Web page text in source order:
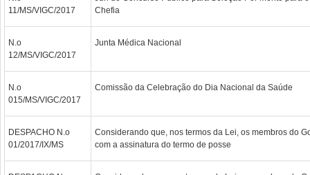
11/MS/VIGC/2017
Chefia
N.o
12/MS/VIGC/2017
Junta Médica Nacional
N.o
015/MS/VIGC/2017
Comissão da Celebração do Dia Nacional da Saúde
DESPACHO N.o
01/2017/IX/MS
Considerando que, nos termos da Lei, os membros do
com a assinatura do termo de posse